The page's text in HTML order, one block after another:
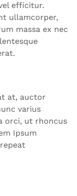
efficitur.
ullamcorper,
massa ex nec
at, auctor
varius
orci, ut rhoncus
Ipsum